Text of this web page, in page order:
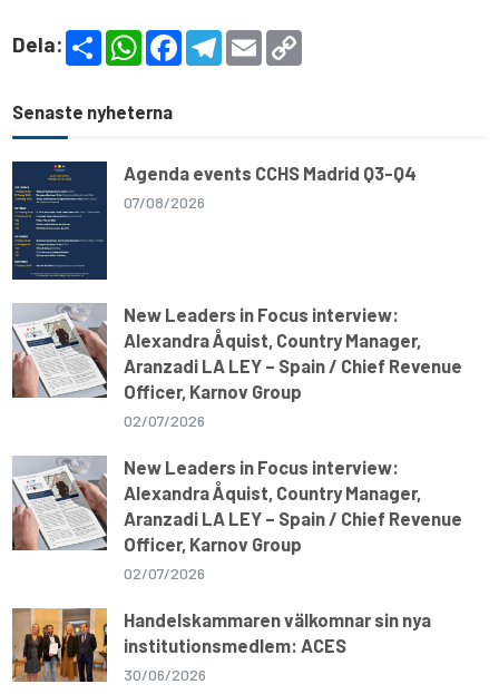
Dela:
S
h
e
W
h
s
F
T
e
m
E
m
k
Senaste nyheterna
Agenda events CCHS Madrid Q3-Q4
07/08/2026
New Leaders in Focus interview:
Alexandra Åquist, Country Manager,
Aranzadi LA LEY – Spain / Chief Revenue
Officer, Karnov Group
02/07/2026
New Leaders in Focus interview:
Alexandra Åquist, Country Manager,
Aranzadi LA LEY – Spain / Chief Revenue
Officer, Karnov Group
02/07/2026
Handelskammaren välkomnar sin nya
institutionsmedlem: ACES
30/06/2026